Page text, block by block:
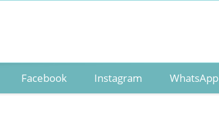
Facebook Instagram WhatsApp